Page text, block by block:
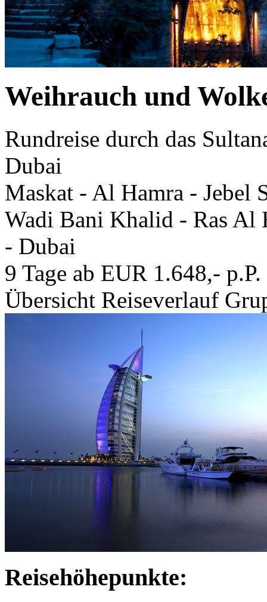
Weihrauch und
Rundreise durch das
Dubai
Maskat - Al Hamra - Jebel
Wadi Bani Khalid - Ras Al
- Dubai
9 Tage ab EUR 1.648,- p.P.
Übersicht Reiseverlauf
Reisehöhepunkte: